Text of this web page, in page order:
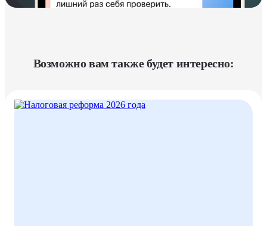
Возможно вам также будет интересно: